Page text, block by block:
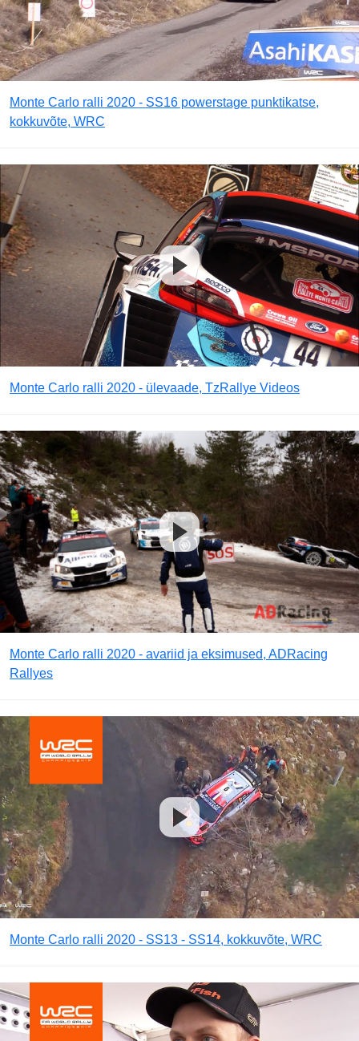
Monte Carlo ralli 2020 - SS16 powerstage punktikatse,
kokkuvõte, WRC
Monte Carlo ralli 2020 - ülevaade, TzRallye Videos
Monte Carlo ralli 2020 - avariid ja eksimused, ADRacing
Rallyes
Monte Carlo ralli 2020 - SS13 - SS14, kokkuvõte, WRC